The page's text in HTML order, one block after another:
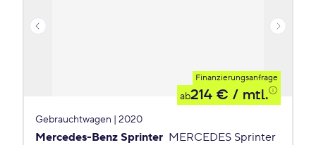
Finanzierungsanfrage
ab214 € / mtl.
Gebrauchtwagen | 2020
Mercedes-Benz Sprinter MERCEDES Sprinter